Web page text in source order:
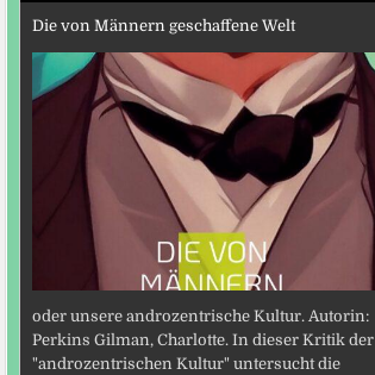
Die von Männern geschaffene Welt
oder unsere androzentrische Kultur. Autorin:
Perkins Gilman, Charlotte. In dieser Kritik der
"androzentrischen Kultur" untersucht die